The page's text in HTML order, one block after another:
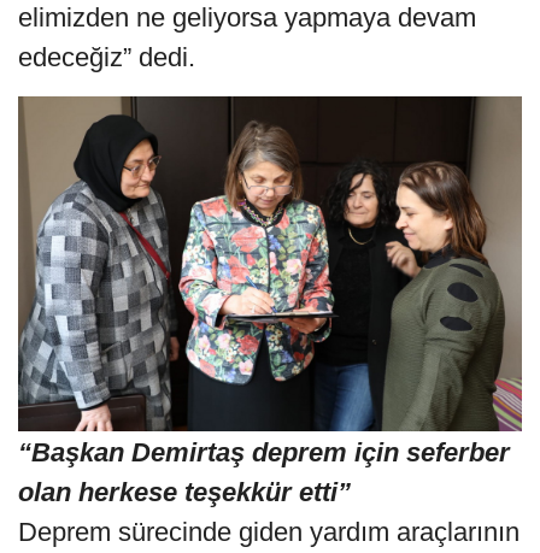
elimizden ne geliyorsa yapmaya devam
edeceğiz” dedi.
“Başkan Demirtaş deprem için seferber
olan herkese teşekkür etti”
Deprem sürecinde giden yardım araçlarının